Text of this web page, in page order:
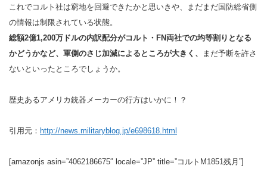
これでコルト社は窮地を回避できたかと思いきや、まだまだ国防総省側
の情報は制限されている状態。
総額2億1,200万ドルの内訳配分がコルト・FN両社での均等割りとなる
かどうかなど、軍側のさじ加減によるところが大きく、
まだ予断を許さ
ないといったところでしょうか。
歴史あるアメリカ銃器メーカーの行方はいかに！？
引用元： http://news.militaryblog.jp/e698618.html
[amazonjs asin=”4062186675″ locale=”JP” title=”コルトM1851残月”]